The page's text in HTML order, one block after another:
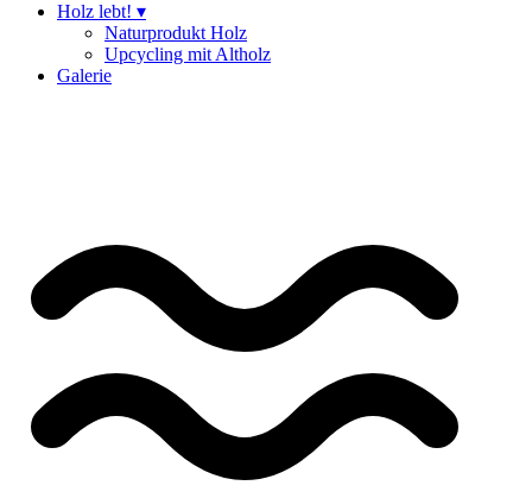
Holz lebt! ▾
Naturprodukt Holz
Upcycling mit Altholz
Galerie